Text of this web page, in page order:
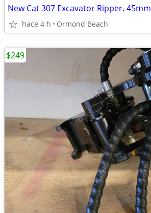
New Cat 307 Excavator Ripper. 45mm
hace 4 h Ormond Beach
$249